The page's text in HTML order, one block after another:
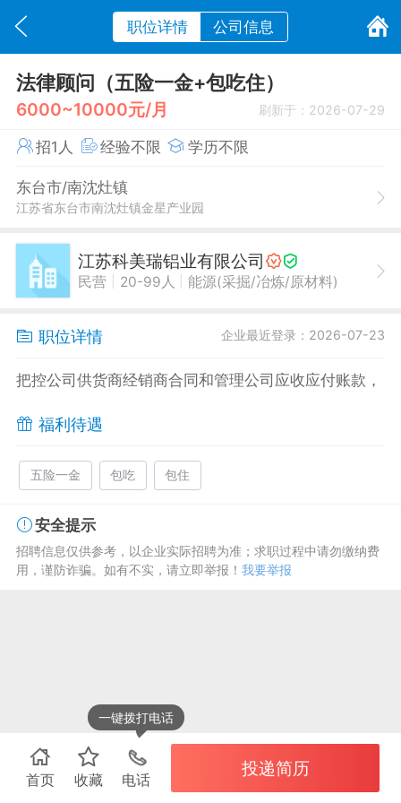
职位详情 公司信息
法律顾问（五险一金+包吃住）
6000~10000元/月 刷新于：2026-07-29
招1人 经验不限 学历不限
东台市/南沈灶镇
江苏省东台市南沈灶镇金星产业园
江苏科美瑞铝业有限公司
民营 20-99人 能源(采掘/冶炼/原材料)
职位详情 企业最近登录：2026-07-23
把控公司供货商经销商合同和管理公司应收应付账款，
福利待遇
五险一金 包吃 包住
安全提示
招聘信息仅供参考，以企业实际招聘为准；求职过程中请勿缴纳费
用，谨防诈骗。如有不实，请立即举报！ 我要举报
首页 收藏 电话
一键拨打电话
投递简历